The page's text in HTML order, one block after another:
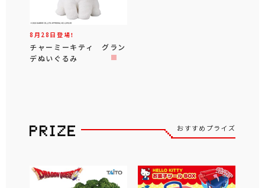
8月28日登場！
チャーミーキティ グラン
デぬいぐるみ
おすすめプライズ